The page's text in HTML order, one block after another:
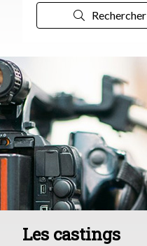
Rechercher
Les castings